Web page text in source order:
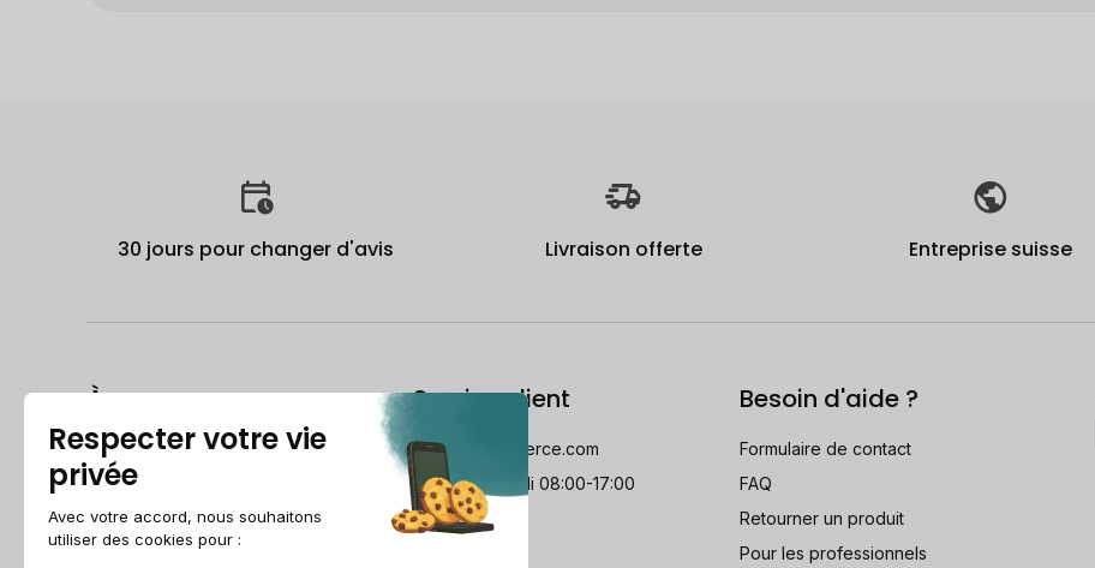
30 jours pour changer d'avis Livraison offerte Entreprise suisse
À propos
Le Guide du reconditionné
Qui est Recommerce® ?
Comment Recommerce® Swiss
reconditionne vos appareils ?
Service client
frch@recommerce.com
Lundi-Vendredi 08:00-17:00
Besoin d'aide ?
Formulaire de contact
FAQ
Retourner un produit
Pour les professionnels